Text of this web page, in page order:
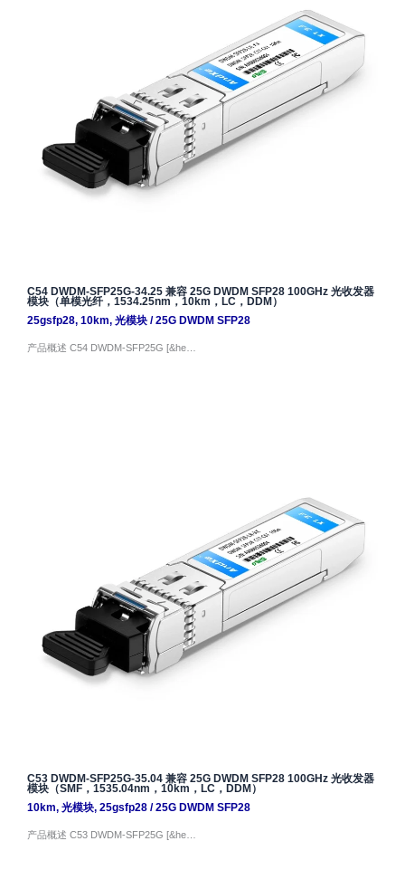
C54 DWDM-SFP25G-34.25 兼容 25G DWDM SFP28 100GHz 光收发器
模块（单模光纤，1534.25nm，10km，LC，DDM）
25gsfp28, 10km, 光模块/25G DWDM SFP28
产品概述 C54 DWDM-SFP25G [&he…
C53 DWDM-SFP25G-35.04 兼容 25G DWDM SFP28 100GHz 光收发器
模块（SMF，1535.04nm，10km，LC，DDM）
10km, 光模块, 25gsfp28/25G DWDM SFP28
产品概述 C53 DWDM-SFP25G [&he…